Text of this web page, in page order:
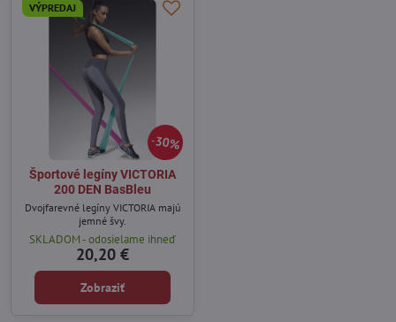
30%
VÝPREDAJ
Športové legíny VICTORIA
200 DEN BasBleu
Dvojfarevné legíny VICTORIA majú
jemné švy.
SKLADOM - odosielame ihneď
20,20 €
Zobraziť